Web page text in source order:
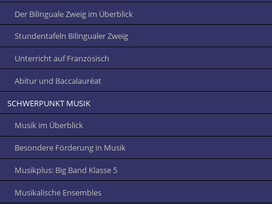
Der Bilinguale Zweig im Überblick
Stundentafeln Bilingualer Zweig
Unterricht auf Französisch
Abitur und Baccalauréat
SCHWERPUNKT MUSIK
Musik im Überblick
Besondere Förderung in Musik
Musikplus: Big Band Klasse 5
Musikalische Ensembles